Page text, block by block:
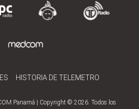
HISTORIA DE TELEMETRO
Panamá | Copyright © 2026. Todos los